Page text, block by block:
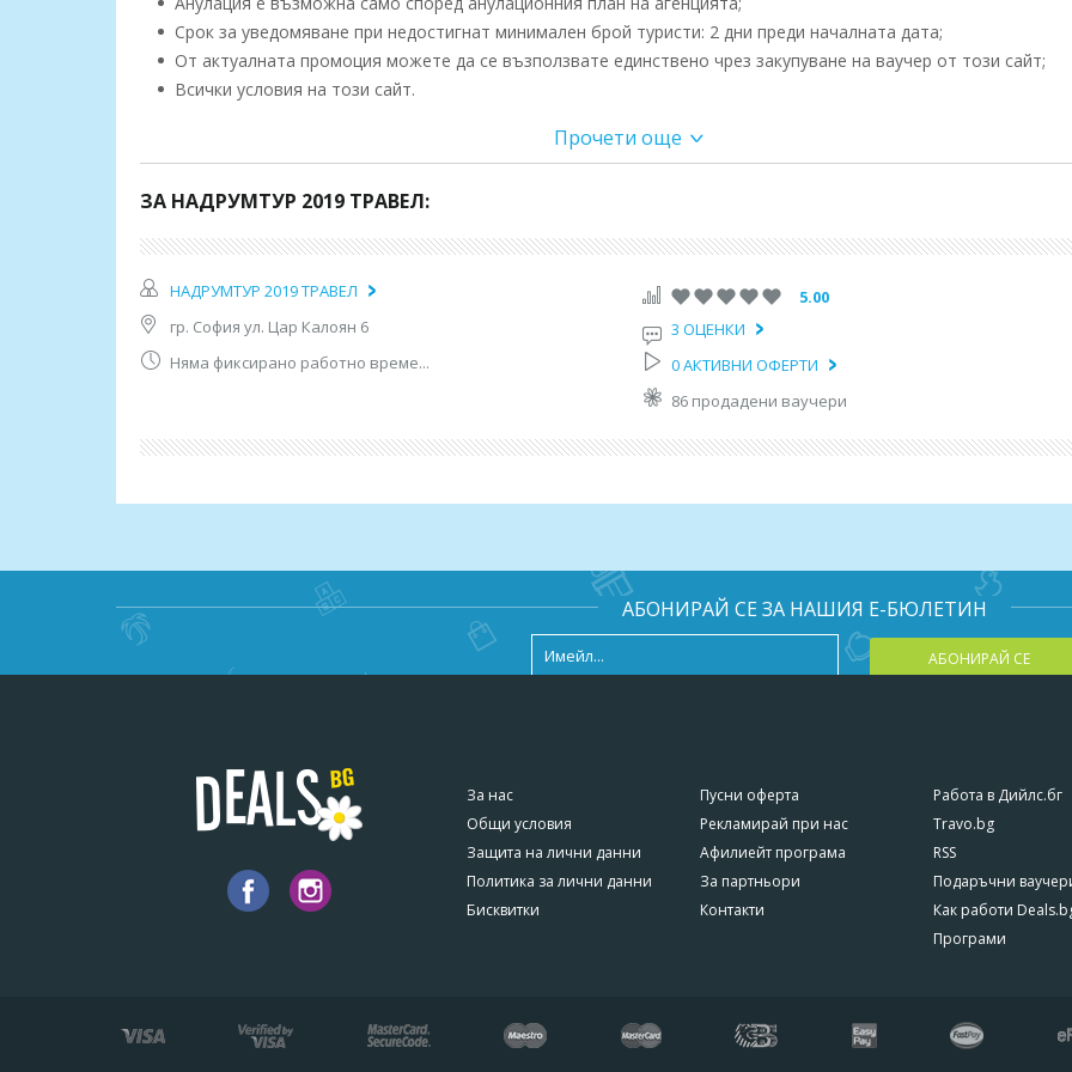
Срок за уведомяване при недостигнат минимален брой туристи: 2 дни преди началната дата;
От актуалната промоция можете да се възползвате единствено чрез закупуване на ваучер от този сайт;
Всички условия на този сайт.
Ротондата "Св. Георги", арката на Галерий, стария град, от където се открива невероятна панорамна гледка за
Солун.
Свободно време – възможност за пешеходна разходка и кафе по крайбрежния булевард "Никис" и шопинг по
търговската улица "Цимиски".
Минимален брой туристи за осъществяване на екскурзията е 40. Ако не е събран минимум туристите ще бъдат
осведомени в срок от 7 дни до датата на отпътуване. Това се отнася само за програми с включен автобусен
транспорт.
Записването за екскурзията става след сключване на договор и заплащане на 30% депозит, представяне на
Анулации
а) след изтичане на срока по Чл. 17, ал.(2) и до 60 дни преди датата на пътуването-такса резервация-40 лв. За
При пътуване в страната:
Прочети още
ЗА НАДРУМТУР 2019 ТРАВЕЛ:
НАДРУМТУР 2019 ТРАВЕЛ
гр. София ул. Цар Калоян 6
Няма фиксирано работно време...
5.00
3 ОЦЕНКИ
0 АКТИВНИ ОФЕРТИ
86 продадени ваучери
АБОНИРАЙ СЕ ЗА НАШИЯ Е-БЮЛЕТИН
АБОНИРАЙ СЕ
За нас
Общи условия
Защита на лични данни
Политика за лични данни
Бисквитки
Пусни оферта
Рекламирай при нас
Афилиейт програма
За партньори
Контакти
Работа в Дийлс.бг
Travo.bg
RSS
Подаръчни
Как работи
Програми